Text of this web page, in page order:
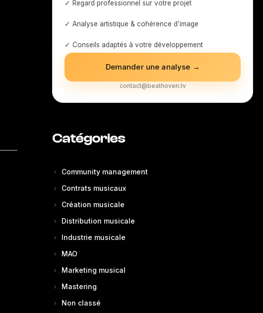
✓ Regard professionnel sur votre projet
✓ Analyse artistique & cohérence d’image
✓ Conseils adaptés à votre développement
Demander une analyse →
contact@beathoven.tv
Catégories
Community management
Contrats musicaux
Création musicale
Distribution musicale
Industrie musicale
MAO
Marketing musical
Mastering
Non classé